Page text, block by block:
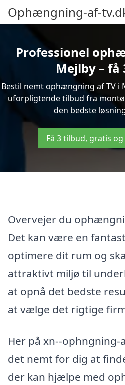
Ophængning-af-
Professionel
Mejlby –
Bestil nemt ophængning af TV i
uforpligtende tilbud fra
den bedste
Få 3 tilbud, gratis
Overvejer du
Det kan være en
optimere dit rum og
attraktivt miljø til
at opnå det bedste
at vælge det rigtige
Her på xn--
det nemt for dig at
der kan hjælpe med